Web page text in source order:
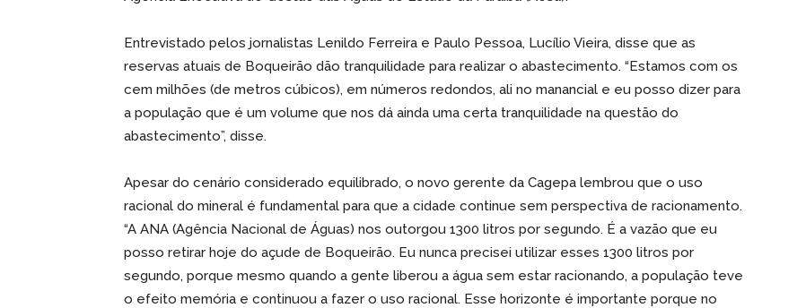
Entrevistado pelos jornalistas Lenildo Ferreira e Paulo Pessoa, Lucílio Vieira, disse que as
reservas atuais de Boqueirão dão tranquilidade para realizar o abastecimento. “Estamos com os
cem milhões (de metros cúbicos), em números redondos, ali no manancial e eu posso dizer para
a população que é um volume que nos dá ainda uma certa tranquilidade na questão do
abastecimento”, disse.
Apesar do cenário considerado equilibrado, o novo gerente da Cagepa lembrou que o uso
racional do mineral é fundamental para que a cidade continue sem perspectiva de racionamento.
“A ANA (Agência Nacional de Águas) nos outorgou 1300 litros por segundo. É a vazão que eu
posso retirar hoje do açude de Boqueirão. Eu nunca precisei utilizar esses 1300 litros por
segundo, porque mesmo quando a gente liberou a água sem estar racionando, a população teve
o efeito memória e continuou a fazer o uso racional. Esse horizonte é importante porque no